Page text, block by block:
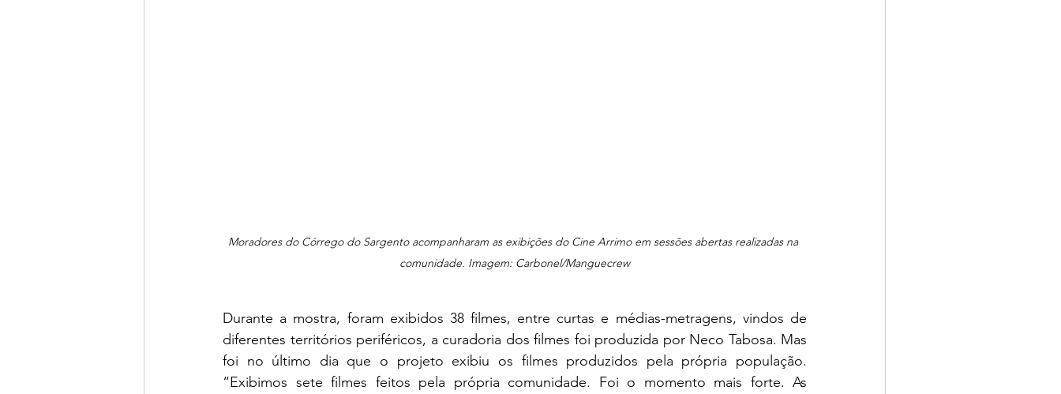
Moradores do Córrego do Sargento acompanharam as exibições do Cine Arrimo em sessões abertas realizadas na
comunidade. Imagem: Carbonel/Manguecrew
Durante a mostra, foram exibidos 38 filmes, entre curtas e médias-metragens, vindos de
diferentes territórios periféricos, a curadoria dos filmes foi produzida por Neco Tabosa. Mas
foi no último dia que o projeto exibiu os filmes produzidos pela própria população.
“Exibimos sete filmes feitos pela própria comunidade. Foi o momento mais forte. As